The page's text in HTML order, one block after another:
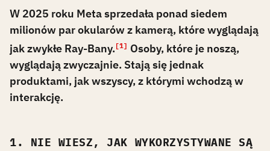
W 2025 roku Meta sprzedała ponad siedem
milionów par okularów z kamerą, które wyglądają
jak zwykłe Ray-Bany.[1] Osoby, które je noszą,
wyglądają zwyczajnie. Stają się jednak
produktami, jak wszyscy, z którymi wchodzą w
interakcję.
1. NIE WIESZ, JAK WYKORZYSTYWANE SĄ